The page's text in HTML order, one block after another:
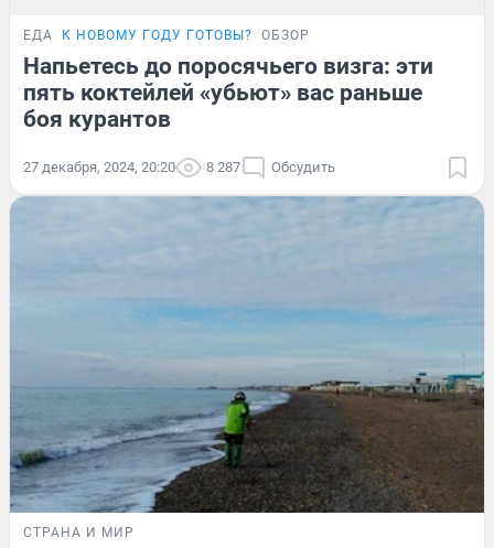
ЕДА К НОВОМУ ГОДУ ГОТОВЫ? ОБЗОР
Напьетесь до поросячьего визга: эти
пять коктейлей «убьют» вас раньше
боя курантов
27 декабря, 2024, 20:20 8 287 Обсудить
СТРАНА И МИР